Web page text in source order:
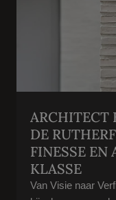
ARCHITECT
DE
FINESSE EN
KLASSE
Van Visie naar